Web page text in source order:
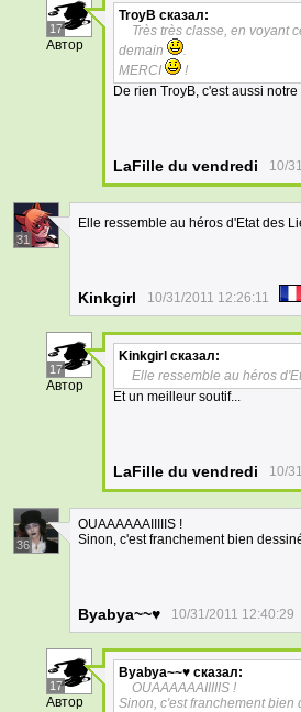
17
Автор
TroyB сказал:
Très très classe, en voyant
demain
.
MERCI
!
De rien TroyB, c'est aussi
LaFille du vendredi 10/
31
Elle ressemble au héros d'Etat des
Kinkgirl 10/31/2011 12:26:11
17
Автор
Kinkgirl сказал:
Elle ressemble au héros
Et un meilleur soutif...
LaFille du vendredi 10/
36
OUAAAAAAIIIIIS !
Sinon, c'est franchement bien
Byabya~~♥ 10/31/2011 12:40:29
17
Автор
Byabya~~♥ сказал:
OUAAAAAAIIIIIS !
Sinon, c'est franchement bien